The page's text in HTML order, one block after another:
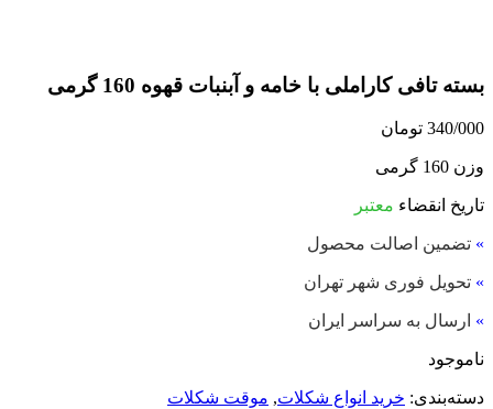
بسته تافی کاراملی با خامه و آبنبات قهوه 160 گرمی
340/000 تومان
وزن 160 گرمی
تاریخ انقضاء معتبر
» تضمین اصالت محصول
» تحویل فوری شهر تهران
» ارسال به سراسر ایران
ناموجود
دسته‌بندی: خرید انواع شکلات, موقت شکلات